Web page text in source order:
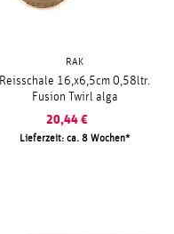
RAK
Reisschale 16,x6,5cm 0,58ltr.
Fusion Twirl alga
20,44 €
Lieferzeit: ca. 8 Wochen